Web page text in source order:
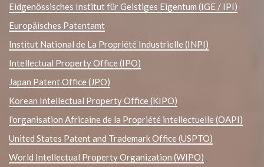
Eidgenössisches Institut für Geistiges Eigentum (IGE / IPI)
Europäisches Patentamt
Institut National de La Propriété Industrielle (INPI)
Intellectual Property Office (IPO)
Japan Patent Office (JPO)
Korean Intellectual Property Office (KIPO)
l'organisation Africaine de la Propriété intellectuelle (OAPI)
United States Patent and Trademark Office (USPTO)
World Intellectual Property Organization (WIPO)